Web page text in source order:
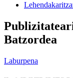
Batzordea
Laburpena